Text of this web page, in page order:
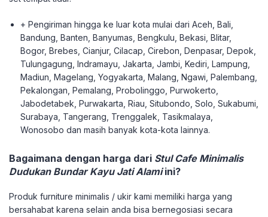
+ Pengiriman hingga ke luar kota mulai dari Aceh, Bali,
Bandung, Banten, Banyumas, Bengkulu, Bekasi, Blitar,
Bogor, Brebes, Cianjur, Cilacap, Cirebon, Denpasar, Depok,
Tulungagung, Indramayu, Jakarta, Jambi, Kediri, Lampung,
Madiun, Magelang, Yogyakarta, Malang, Ngawi, Palembang,
Pekalongan, Pemalang, Probolinggo, Purwokerto,
Jabodetabek, Purwakarta, Riau, Situbondo, Solo, Sukabumi,
Surabaya, Tangerang, Trenggalek, Tasikmalaya,
Wonosobo dan masih banyak kota-kota lainnya.
Bagaimana dengan harga dari Stul Cafe Minimalis
Dudukan Bundar Kayu Jati Alamiini?
Produk furniture minimalis / ukir kami memiliki harga yang
bersahabat karena selain anda bisa bernegosiasi secara